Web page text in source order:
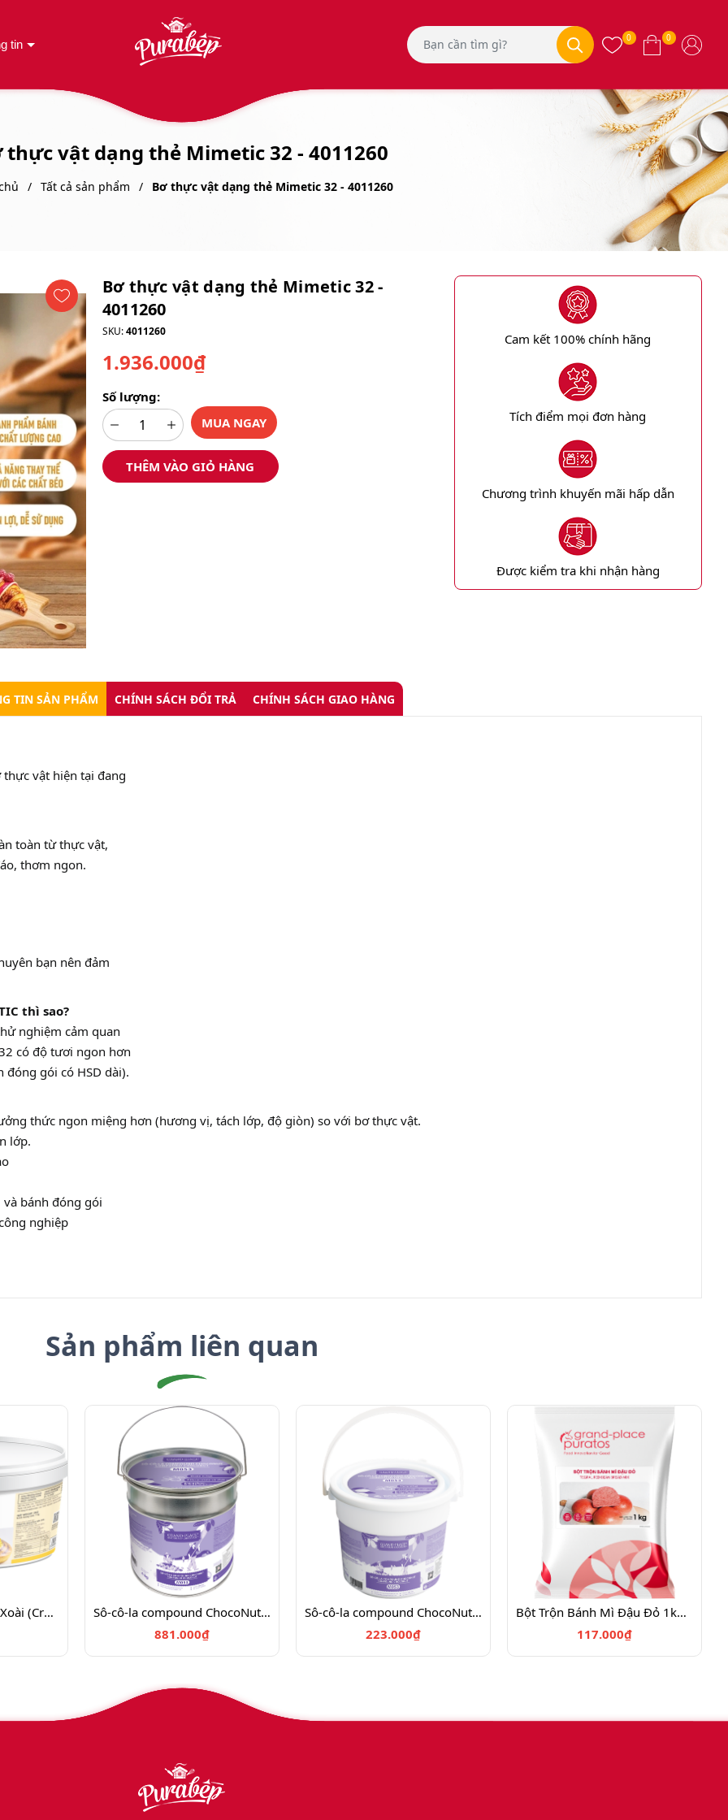
tin 0 0
thực vật dạng thẻ Mimetic 32 - 4011260
Tất cả sản phẩm Bơ thực vật dạng thẻ Mimetic 32 - 4011260
Bơ thực vật dạng thẻ Mimetic 32 -
4011260
SKU:4011260
1.936.000₫
Số lượng:
MUA NGAY
THÊM VÀO GIỎ HÀNG
Cam kết 100% chính hãng
Tích điểm mọi đơn hàng
Chương trình khuyến mãi hấp dẫn
Được kiểm tra khi nhận hàng
TIN SẢN PHẨM CHÍNH SÁCH ĐỔI TRẢ CHÍNH SÁCH GIAO HÀNG
vật hiện tại đang
toàn từ thực vật,
thơm ngon.
bạn nên đảm
thì sao?
nghiệm cảm quan
có độ tươi ngon hơn
gói có HSD dài).
thức ngon miệng hơn (hương vị, tách lớp, độ giòn) so với bơ thực vật.
lớp.
bánh đóng gói
nghiệp
Sản phẩm liên quan
Nhân Kem Hương Vị Xoài (Cremfil) 5Kg- 4112063
Sô-cô-la compound ChocoNut M053 3x4 KG - 4029126
881.000₫
Sô-cô-la compound ChocoNut M053 12x1 KG - 4029153
223.000₫
Bột Trộn Bánh Mì Đậu Đỏ 1kg - 4027722
117.000₫